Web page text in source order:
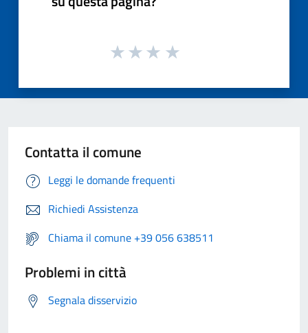
Contatta il comune
Leggi le domande frequenti
Richiedi Assistenza
Chiama il comune +39 056 638511
Problemi in città
Segnala disservizio